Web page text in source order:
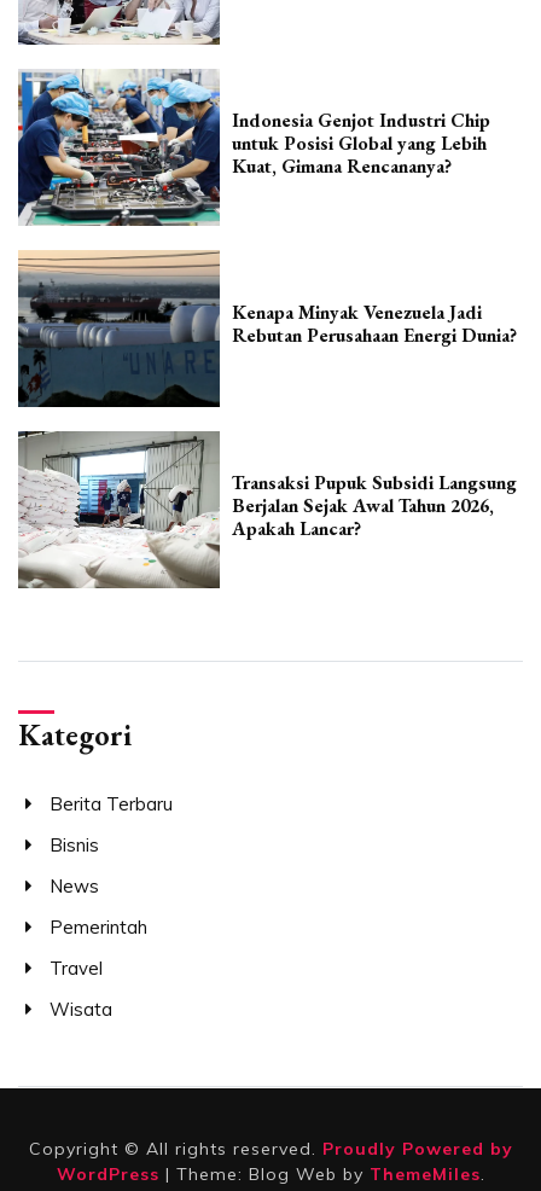
Indonesia Genjot Industri Chip
untuk Posisi Global yang Lebih
Kuat, Gimana Rencananya?
Kenapa Minyak Venezuela Jadi
Rebutan Perusahaan Energi Dunia?
Transaksi Pupuk Subsidi Langsung
Berjalan Sejak Awal Tahun 2026,
Apakah Lancar?
Kategori
Berita Terbaru
Bisnis
News
Pemerintah
Travel
Wisata
Copyright © All rights reserved. Proudly Powered by
WordPress | Theme: Blog Web by ThemeMiles.